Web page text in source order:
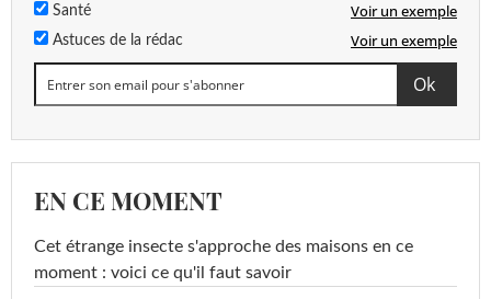
Santé Voir un exemple
Astuces de la rédac Voir un exemple
EN CE MOMENT
Cet étrange insecte s'approche des maisons en ce
moment : voici ce qu'il faut savoir